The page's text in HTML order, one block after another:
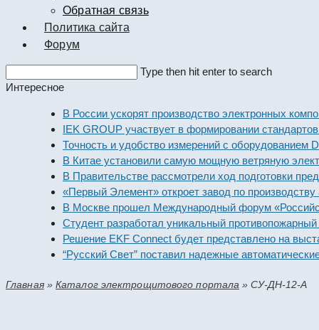
Обратная связь
Политика сайта
Форум
this
Type then hit enter to search
Интересное
В России ускорят производство электронных
IEK GROUP участвует в формировании стандартов
Точность и удобство измерений с оборудованием Dekraft
В Китае установили самую мощную ветряную
В Правительстве рассмотрели ход подготовки
«Первый Элемент» откроет завод по производству
В Москве прошел Международный форум «Российская
Студент разработал уникальный противопожарный
Решение EKF Connect будет представлено на
“Русский Свет” поставил надежные автоматические
Главная»Каталог электрощитового портала »СУ-ДН-12-А